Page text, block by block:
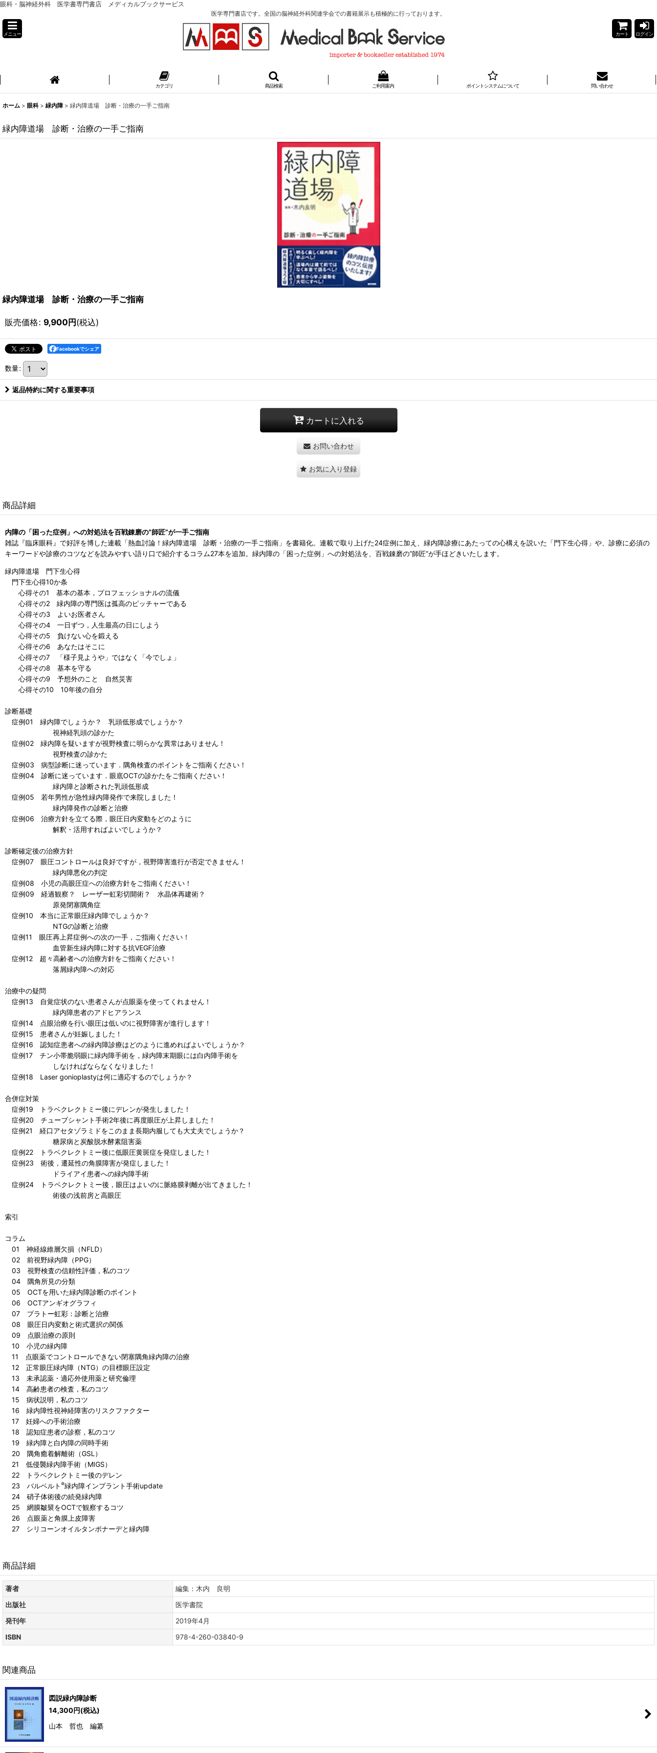
眼科・脳神経外科 医学書専門書店 メディカルブックサービス
医学専門書店です。全国の脳神経外科関連学会での書籍展示も積極的に行っております。
メニュー カート ログイン
カテゴリ 商品検索 ご利用案内 ポイントシステムについて 問い合わせ
ホーム > 眼科 > 緑内障 > 緑内障道場 診断・治療の一手ご指南
緑内障道場 診断・治療の一手ご指南
緑内障道場 診断・治療の一手ご指南
販売価格: 9,900円(税込)
Facebookでシェア
数量:
返品特約に関する重要事項
カートに入れる
お問い合わせ
お気に入り登録
商品詳細
内障の「困った症例」への対処法を百戦錬磨の”師匠”が一手ご指南
雑誌『臨床眼科』で好評を博した連載「熱血討論！緑内障道場 診断・治療の一手ご指南」を書籍化。連載で取り上げた24症例に加え、緑内障診療にあたっての心構えを説いた「門下生心得」や、診療に必須の
キーワードや診療のコツなどを読みやすい語り口で紹介するコラム27本を追加。緑内障の「困った症例」への対処法を、百戦錬磨の”師匠”が手ほどきいたします。
緑内障道場 門下生心得
門下生心得10か条
心得その1 基本の基本，プロフェッショナルの流儀
心得その2 緑内障の専門医は孤高のピッチャーである
心得その3 よいお医者さん
心得その4 一日ずつ，人生最高の日にしよう
心得その5 負けない心を鍛える
心得その6 あなたはそこに
心得その7 「様子見ようや」ではなく「今でしょ」
心得その8 基本を守る
心得その9 予想外のこと 自然災害
心得その10 10年後の自分
診断基礎
症例01 緑内障でしょうか？ 乳頭低形成でしょうか？
視神経乳頭の診かた
症例02 緑内障を疑いますが視野検査に明らかな異常はありません！
視野検査の診かた
症例03 病型診断に迷っています．隅角検査のポイントをご指南ください！
症例04 診断に迷っています．眼底OCTの診かたをご指南ください！
緑内障と診断された乳頭低形成
症例05 若年男性が急性緑内障発作で来院しました！
緑内障発作の診断と治療
症例06 治療方針を立てる際，眼圧日内変動をどのように
解釈・活用すればよいでしょうか？
診断確定後の治療方針
症例07 眼圧コントロールは良好ですが，視野障害進行が否定できません！
緑内障悪化の判定
症例08 小児の高眼圧症への治療方針をご指南ください！
症例09 経過観察？ レーザー虹彩切開術？ 水晶体再建術？
原発閉塞隅角症
症例10 本当に正常眼圧緑内障でしょうか？
NTGの診断と治療
症例11 眼圧再上昇症例への次の一手，ご指南ください！
血管新生緑内障に対する抗VEGF治療
症例12 超々高齢者への治療方針をご指南ください！
落屑緑内障への対応
治療中の疑問
症例13 自覚症状のない患者さんが点眼薬を使ってくれません！
緑内障患者のアドヒアランス
症例14 点眼治療を行い眼圧は低いのに視野障害が進行します！
症例15 患者さんが妊娠しました！
症例16 認知症患者への緑内障診療はどのように進めればよいでしょうか？
症例17 チン小帯脆弱眼に緑内障手術を，緑内障末期眼には白内障手術を
しなければならなくなりました！
症例18 Laser gonioplastyは何に適応するのでしょうか？
合併症対策
症例19 トラベクレクトミー後にデレンが発生しました！
症例20 チューブシャント手術2年後に再度眼圧が上昇しました！
症例21 経口アセタゾラミドをこのまま長期内服しても大丈夫でしょうか？
糖尿病と炭酸脱水酵素阻害薬
症例22 トラベクレクトミー後に低眼圧黄斑症を発症しました！
症例23 術後，遷延性の角膜障害が発症しました！
ドライアイ患者への緑内障手術
症例24 トラベクレクトミー後，眼圧はよいのに脈絡膜剥離が出てきました！
術後の浅前房と高眼圧
索引
コラム
01 神経線維層欠損（NFLD）
02 前視野緑内障（PPG）
03 視野検査の信頼性評価，私のコツ
04 隅角所見の分類
05 OCTを用いた緑内障診断のポイント
06 OCTアンギオグラフィ
07 プラトー虹彩：診断と治療
08 眼圧日内変動と術式選択の関係
09 点眼治療の原則
10 小児の緑内障
11 点眼薬でコントロールできない閉塞隅角緑内障の治療
12 正常眼圧緑内障（NTG）の目標眼圧設定
13 未承認薬・適応外使用薬と研究倫理
14 高齢患者の検査，私のコツ
15 病状説明，私のコツ
16 緑内障性視神経障害のリスクファクター
17 妊婦への手術治療
18 認知症患者の診察，私のコツ
19 緑内障と白内障の同時手術
20 隅角癒着解離術（GSL）
21 低侵襲緑内障手術（MIGS）
22 トラベクレクトミー後のデレン
23 バルベルト ®緑内障インプラント手術update
24 硝子体術後の続発緑内障
25 網膜皺襞をOCTで観察するコツ
26 点眼薬と角膜上皮障害
27 シリコーンオイルタンポナーデと緑内障
商品詳細
著者
編集：木内 良明
出版社
医学書院
発刊年
2019年4月
ISBN
978-4-260-03840-9
関連商品
図説緑内障診断
14,300円(税込)
山本 哲也 編纂